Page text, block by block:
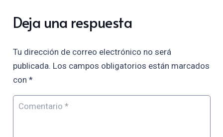
Deja una respuesta
Tu dirección de correo electrónico no será
publicada. Los campos obligatorios están marcados
con *